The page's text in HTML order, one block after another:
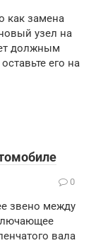
как замена
узел на
должным
его на
0
звено между
вала